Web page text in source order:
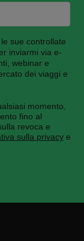
sue controllate
inviarmi via e-
webinar e
dei viaggi e
momento,
fino al
revoca e
sulla privacy e